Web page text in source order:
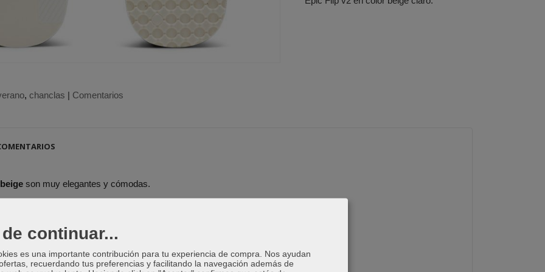
chanclas | Comentarios
son muy elegantes y cómodas.
para chica Epic Flip beige
continuar...
es una importante contribución para tu experiencia de compra. Nos ayudan
recuerdando tus preferencias y facilitando la navegación además de